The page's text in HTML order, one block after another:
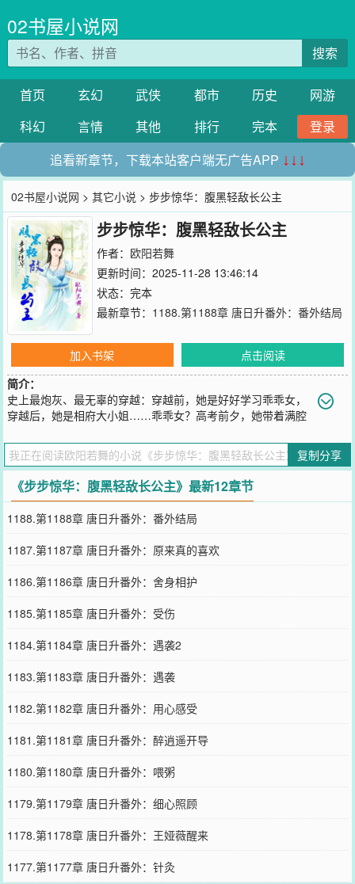
02书屋小说网
搜索
首页 玄幻 武侠 都市 历史
网游
科幻
言情 其他 排行 完本
登录
追看新章节，下载本站客户端无广告APP ↓↓↓
02书屋小说网 >其它小说 > 步步惊华：腹黑轻敌长公主
步步惊华：腹黑轻敌长公主
作者： 欧阳若舞
更新时间：2025-11-28 13:46:14
状态：完本
最新章节： 1188.第1188章 唐日升番外：番外结局
加入书架
点击阅读
简介：
史上最炮灰、最无辜的穿越：穿越前，她是好好学习乖乖女，
穿越后，她是相府大小姐……乖乖女？高考前夕，她带着满腔
婚，逃婚了也不安生，看看拐回来的到底是个什么货！老天这是送了
她一个限量版！望着前面那个妖孽男，某女奸笑连连：跟姐比腹黑，
你确定？！亲亲郎君，不是我看轻你，实在是，唉……第一次相见，
他是翩翩公子英雄救美，第二次相见，他亵渎了白衣妖孽
您要是觉得《步步惊华：腹黑轻敌长公主
您QQ群和微博微信里的朋友推荐哦！
复制分享
《步步惊华：腹黑轻敌长公主》最新12章节
1188.第1188章 唐日升番外：番外结局
1187.第1187章 唐日升番外：原来真的喜欢
1186.第1186章 唐日升番外：舍身相护
1185.第1185章 唐日升番外：受伤
1184.第1184章 唐日升番外：遇袭2
1183.第1183章 唐日升番外：遇袭
1182.第1182章 唐日升番外：用心感受
1181.第1181章 唐日升番外：醉逍遥开导
1180.第1180章 唐日升番外：喂粥
1179.第1179章 唐日升番外：细心照顾
1178.第1178章 唐日升番外：王娅薇醒来
1177.第1177章 唐日升番外：针灸